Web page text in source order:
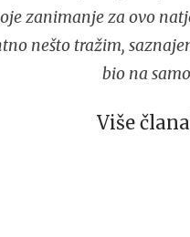
zanimanje za ovo
nešto tražim,
bio na
Više